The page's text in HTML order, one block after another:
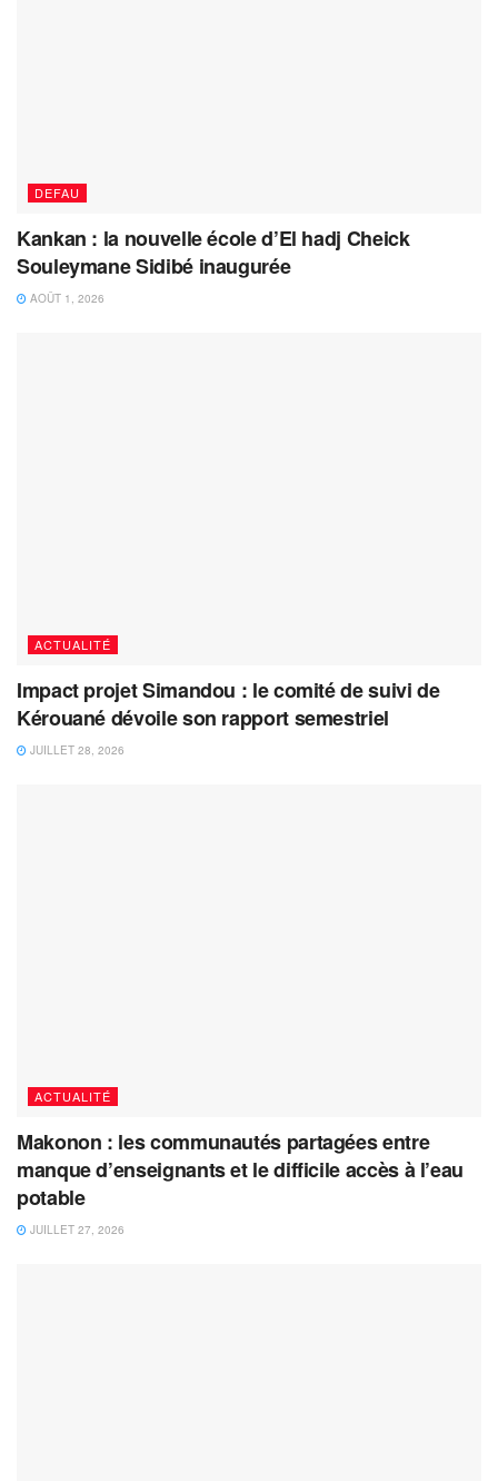
DEFAU
Kankan : la nouvelle école d’El hadj Cheick
Souleymane Sidibé inaugurée
AOÛT 1, 2026
ACTUALITÉ
Impact projet Simandou : le comité de suivi de
Kérouané dévoile son rapport semestriel
JUILLET 28, 2026
ACTUALITÉ
Makonon : les communautés partagées entre
manque d’enseignants et le difficile accès à l’eau
potable
JUILLET 27, 2026